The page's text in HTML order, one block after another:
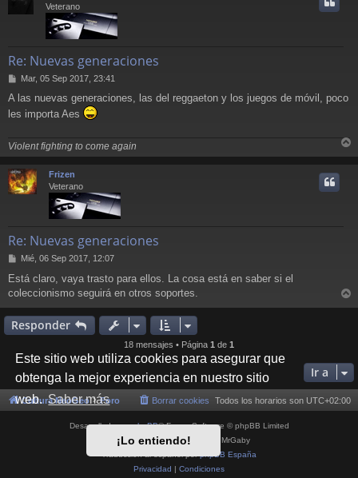
Este sitio web utiliza cookies para asegurar que
obtenga la mejor experiencia en nuestro sitio
web.Saber más
¡Lo entiendo!
Veterano
Re: Nuevas generaciones
M
n
s
e
Mar, 05 Sep 2017, 23:41
A las nuevas generaciones, las del reggaeton y los juegos de móvil, poco
les importa Aes
Violent fighting to come again
r
Frizen
Veterano
Re: Nuevas generaciones
M
n
s
j
e
Mié, 06 Sep 2017, 12:07
Está claro, vaya trasto para ellos. La cosa está en saber si el
coleccionismo seguirá en otros soportes.
r
Responder
18 mensajes • Página 1 de 1
Ir a
Cultura NeoGeo Foro Todos los horarios son UTC+02:00
Borrar cookies
Desarrollado porphpBB® Forum Software © phpBB Limited
Style porArty- phpBB 3.3 por MrGaby
phpBB España
Privacidad | Condiciones